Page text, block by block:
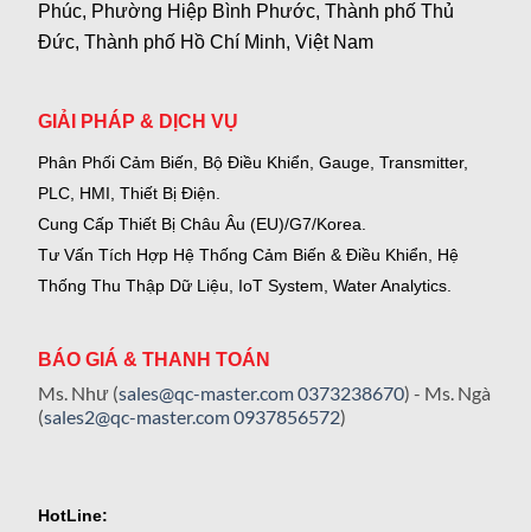
Phúc, Phường Hiệp Bình Phước, Thành phố Thủ
Đức, Thành phố Hồ Chí Minh, Việt Nam
GIẢI PHÁP & DỊCH VỤ
Phân Phối Cảm Biến, Bộ Điều Khiển, Gauge, Transmitter,
PLC, HMI, Thiết Bị Điện.
Cung Cấp Thiết Bị Châu Âu (EU)/G7/Korea.
Tư Vấn Tích Hợp Hệ Thống Cảm Biến & Điều Khiển, Hệ
Thống Thu Thập Dữ Liệu, IoT System, Water Analytics.
BÁO GIÁ & THANH TOÁN
Ms. Như (sales@qc-master.com0373238670) - Ms. Ngà
(sales2@qc-master.com0937856572)
HotLine: